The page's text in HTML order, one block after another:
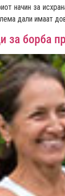
начин за
дали имаат
за борба